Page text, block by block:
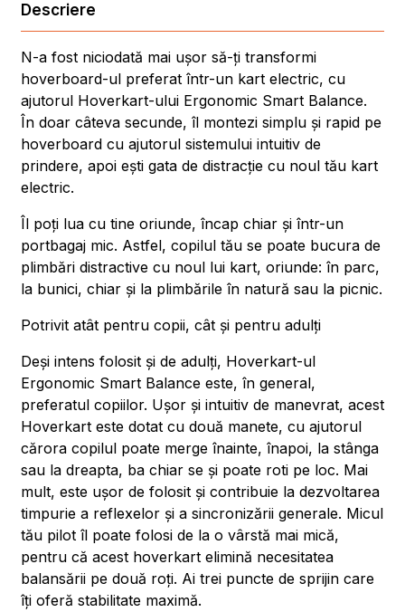
Descriere
N-a fost niciodată mai ușor să-ți transformi
hoverboard-ul preferat într-un kart electric, cu
ajutorul Hoverkart-ului Ergonomic Smart Balance.
În doar câteva secunde, îl montezi simplu și rapid pe
hoverboard cu ajutorul sistemului intuitiv de
prindere, apoi ești gata de distracție cu noul tău kart
electric.
Îl poți lua cu tine oriunde, încap chiar și într-un
portbagaj mic. Astfel, copilul tău se poate bucura de
plimbări distractive cu noul lui kart, oriunde: în parc,
la bunici, chiar și la plimbările în natură sau la picnic.
Potrivit atât pentru copii, cât și pentru adulți
Deși intens folosit și de adulți, Hoverkart-ul
Ergonomic Smart Balance este, în general,
preferatul copiilor. Ușor și intuitiv de manevrat, acest
Hoverkart este dotat cu două manete, cu ajutorul
cărora copilul poate merge înainte, înapoi, la stânga
sau la dreapta, ba chiar se și poate roti pe loc. Mai
mult, este ușor de folosit și contribuie la dezvoltarea
timpurie a reflexelor și a sincronizării generale. Micul
tău pilot îl poate folosi de la o vârstă mai mică,
pentru că acest hoverkart elimină necesitatea
balansării pe două roți. Ai trei puncte de sprijin care
îți oferă stabilitate maximă.